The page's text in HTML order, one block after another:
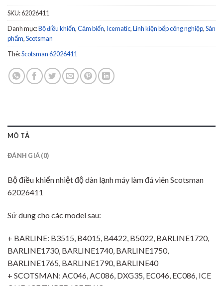
SKU:62026411
Danh mục:Bộ điều khiển,Cảm biến, Icematic,Linh kiện bếp công nghiệp,Sản
phẩm,Scotsman
Thẻ:Scotsman 62026411
MÔ TẢ
ĐÁNH GIÁ (0)
Bộ điều khiển nhiệt độ dàn lạnh máy làm đá viên Scotsman
62026411
Sử dụng cho các model sau:
+ BARLINE: B3515, B4015, B4422, B5022, BARLINE1720,
BARLINE1730, BARLINE1740, BARLINE1750,
BARLINE1765, BARLINE1790, BARLINE40
+ SCOTSMAN: AC046, AC086, DXG35, EC046, EC086, ICE